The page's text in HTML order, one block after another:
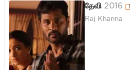
தேவி 2016
Raj Khanna